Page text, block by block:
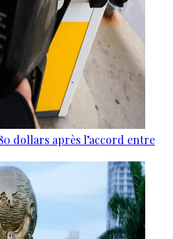
dollars après l’accord entre